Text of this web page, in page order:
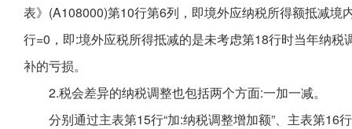
表》(A108000)第10行第6列，即境外应纳税所得额抵减境
行=0，即:境外应税所得抵减的是未考虑第18行时当年纳
补的亏损。
2.税会差异的纳税调整也包括两个方面:一加一减。
分别通过主表第15行“加:纳税调整增加额”、主表第16